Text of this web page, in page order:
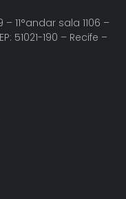
11°andar sala 1106 –
51021-190 – Recife –